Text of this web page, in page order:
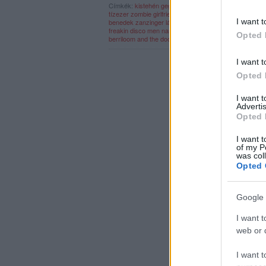
I want
Opted
I want
Opted
I want
Opted
I want
of my
was
Opted
Google
I want
web or
I want
Címkék: kistehén gege
tízezer zombie girlfriend
benedek zanzinger lázár gábor the devils trade
freakin disco men named holger maneuver
berriloom and the doom